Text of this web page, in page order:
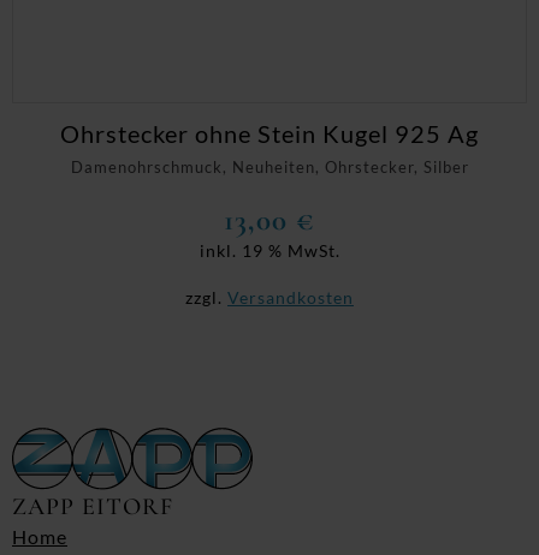
Damenohrschmuck, Neuheiten, Ohrstecker, Silber
Ohrstecker ohne Stein Kugel 925 Ag
13,00 €
inkl. 19 % MwSt.
zzgl. Versandkosten
ZAPP EITORF
Home